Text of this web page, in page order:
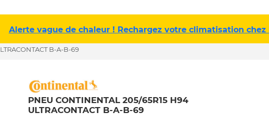
Alerte vague de chaleur ! Rechargez votre climatisation chez
B-A-B-69
PNEU CONTINENTAL 205/65R15 H94
ULTRACONTACT B-A-B-69